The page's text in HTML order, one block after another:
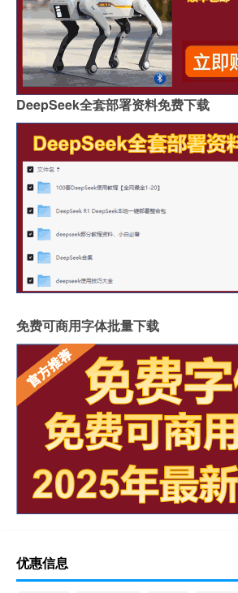
DeepSeek全套部署资料免费下载
免费可商用字体批量下载
优惠信息